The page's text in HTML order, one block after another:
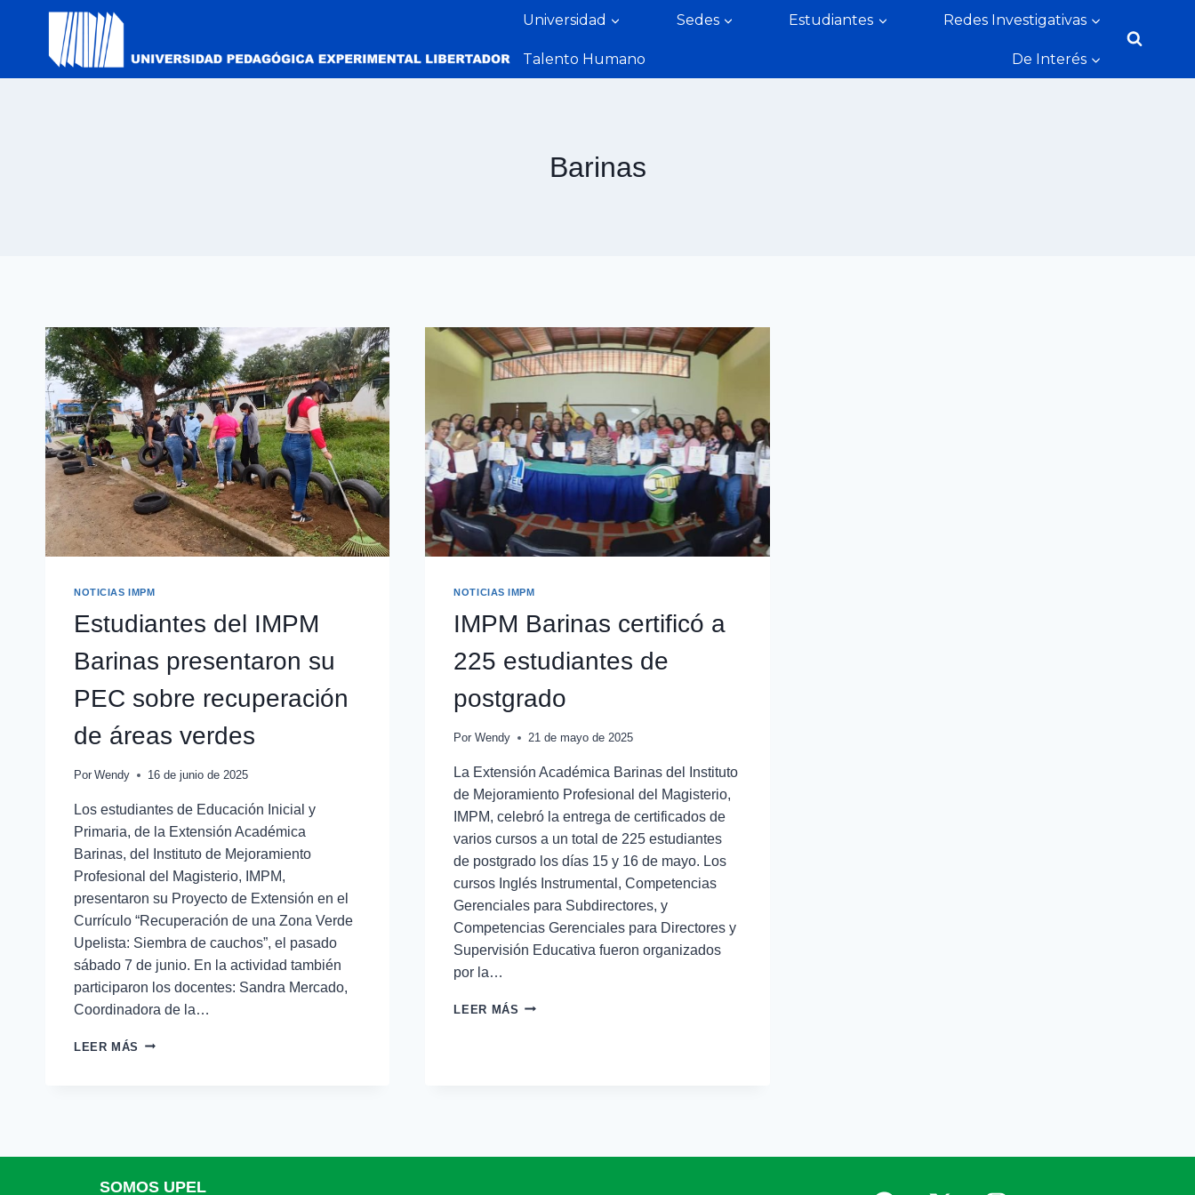
Universidad Sedes Estudiantes Redes Investigativas
Talento Humano De Interés
Barinas
NOTICIAS IMPM
Estudiantes del IMPM
Barinas presentaron su
PEC sobre recuperación
de áreas verdes
Por Wendy 16 de junio de 2025
Los estudiantes de Educación Inicial y
Primaria, de la Extensión Académica
Barinas, del Instituto de Mejoramiento
Profesional del Magisterio, IMPM,
presentaron su Proyecto de Extensión en el
Currículo “Recuperación de una Zona Verde
Upelista: Siembra de cauchos”, el pasado
sábado 7 de junio. En la actividad también
participaron los docentes: Sandra Mercado,
Coordinadora de la…
LEER MÁS
NOTICIAS IMPM
IMPM Barinas certificó a
225 estudiantes de
postgrado
Por Wendy 21 de mayo de 2025
La Extensión Académica Barinas del Instituto
de Mejoramiento Profesional del Magisterio,
IMPM, celebró la entrega de certificados de
varios cursos a un total de 225 estudiantes
de postgrado los días 15 y 16 de mayo. Los
cursos Inglés Instrumental, Competencias
Gerenciales para Subdirectores, y
Competencias Gerenciales para Directores y
Supervisión Educativa fueron organizados
por la…
LEER MÁS
SOMOS UPEL